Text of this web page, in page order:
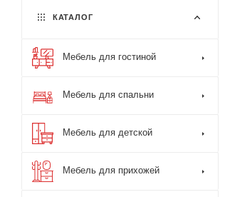
КАТАЛОГ
Мебель для гостиной
Мебель для спальни
Мебель для детской
Мебель для прихожей